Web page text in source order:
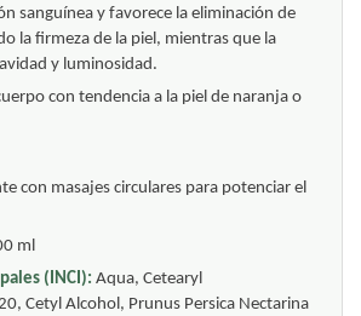
sanguínea y favorece la eliminación de
la firmeza de la piel, mientras que la
y luminosidad.
con tendencia a la piel de naranja o
con masajes circulares para potenciar el
ml
(INCI): Aqua, Cetearyl
Cetyl Alcohol, Prunus Persica Nectarina